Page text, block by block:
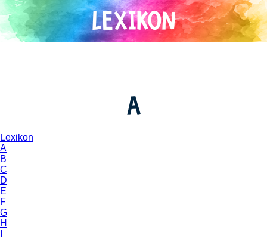
Direkt
zum
Inhalt
A
Lexikon
A
B
C
D
E
F
G
H